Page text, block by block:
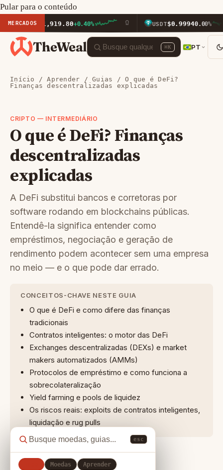
Pular para o conteúdo
MERCADOS
ETH$1,919.80+0.40% USDT$0.99940.00%
TheWeal ⌘K PT
esc
Moedas Aprender
Início /Aprender /Guias
/ O que é DeFi?
Finanças descentralizadas explicadas
CRIPTO — INTERMEDIÁRIO
O que é DeFi? Finanças
descentralizadas
explicadas
A DeFi substitui bancos e corretoras por
software rodando em blockchains públicas.
Entendê-la significa entender como
empréstimos, negociação e geração de
rendimento podem acontecer sem uma empresa
no meio — e o que pode dar errado.
CONCEITOS-CHAVE NESTE GUIA
O que é DeFi e como difere das finanças
tradicionais
Contratos inteligentes: o motor das DeFi
Exchanges descentralizadas (DEXs) e market
makers automatizados (AMMs)
Protocolos de empréstimo e como funciona a
sobrecolateralização
Yield farming e pools de liquidez
Os riscos reais: exploits de contratos inteligentes,
liquidação e rug pulls
A ideia básica